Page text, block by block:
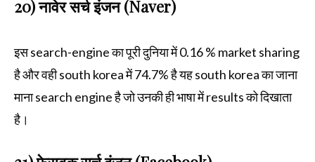
20) नावेर सर्च इंजन (Naver)
इस search-engine का पूरी दुनिया में 0.16 % market sharing
है और वही south korea में 74.7% है यह south korea का जाना
माना search engine है जो उनकी ही भाषा में results को दिखाता
है।